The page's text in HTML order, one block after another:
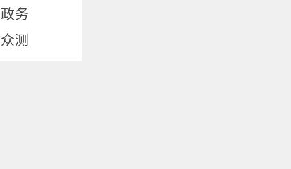
政务
众测